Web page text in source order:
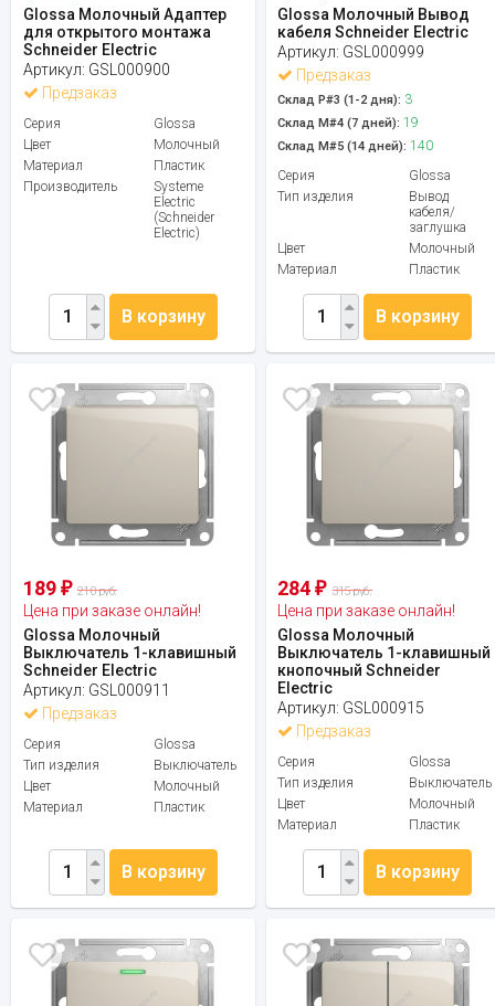
Glossa Молочный Адаптер
для открытого монтажа
Schneider Electric
Артикул: GSL000900
Предзаказ
Серия
Glossa
Цвет
Молочный
Материал
Пластик
Производитель
Systeme
Electric
(Schneider
Electric)
В корзину
Glossa Молочный Вывод
кабеля Schneider Electric
Артикул: GSL000999
Предзаказ
Склад Р#3 (1-2 дня): 3
Склад М#4 (7 дней): 19
Склад М#5 (14 дней): 140
Серия
Glossa
Тип изделия
Вывод
кабеля/
заглушка
Цвет
Молочный
Материал
Пластик
В корзину
189 ₽ 210 руб.
Цена при заказе онлайн!
Glossa Молочный
Выключатель 1-клавишный
Schneider Electric
Артикул: GSL000911
Предзаказ
Серия
Glossa
Тип изделия
Выключатель
Цвет
Молочный
Материал
Пластик
В корзину
284₽ 315 руб.
Цена при заказе онлайн!
Glossa Молочный
Выключатель 1-клавишный
кнопочный Schneider
Electric
Артикул: GSL000915
Предзаказ
Серия
Glossa
Тип изделия
Выключатель
Цвет
Молочный
Материал
Пластик
В корзину